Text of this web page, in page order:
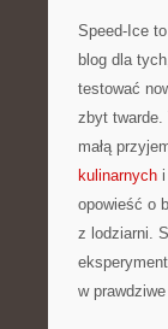
Speed-Ice
blog dla
testować
zbyt
małą
kulinarnych
opowieść o
z lodziarni.
w prawdziwe